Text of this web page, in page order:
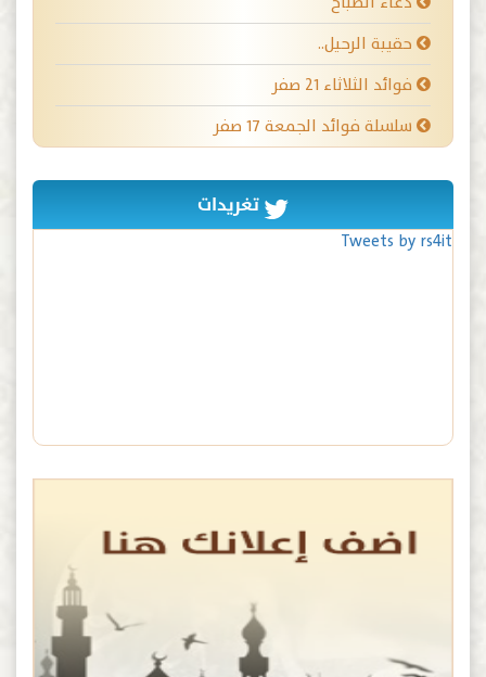
حقيبة الرحيل..
فوائد الثلاثاء ٢١ صفر
سلسلة فوائد الجمعة ١٧ صفر
تغريدات
Tweets by rs4it